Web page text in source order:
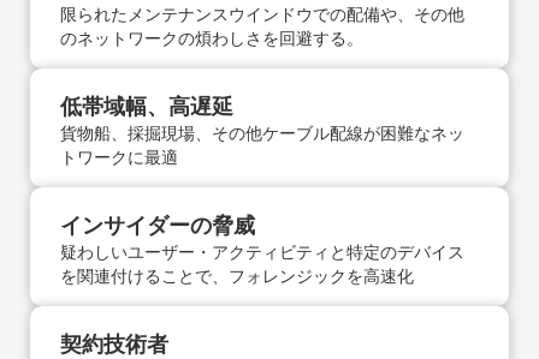
限られたメンテナンスウインドウでの配備や、その他
のネットワークの煩わしさを回避する。
低帯域幅、高遅延
貨物船、採掘現場、その他ケーブル配線が困難なネッ
トワークに最適
インサイダーの脅威
疑わしいユーザー・アクティビティと特定のデバイス
を関連付けることで、フォレンジックを高速化
契約技術者